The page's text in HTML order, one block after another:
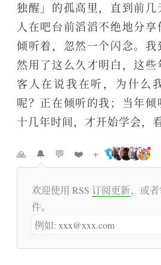
独醒」的孤高里，直到前
人在吧台前滔滔不绝地分
倾听着，忽然一个闪念。我
然用了这么久才明白，这些
客人在说我在听，为什么
呢？正在倾听的我；当年倾
十几年时间，才开始学会，
🙏 🔔 💬 ❤️ +
l
i
k
l
i
k
l
i
l
i
k
l
i
k
欢迎使用 RSS 订阅更新，或者
件。